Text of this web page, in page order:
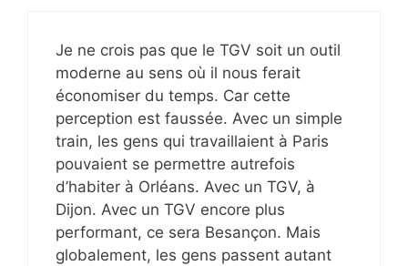
Je ne crois pas que le TGV soit un outil
moderne au sens où il nous ferait
économiser du temps. Car cette
perception est faussée. Avec un simple
train, les gens qui travaillaient à Paris
pouvaient se permettre autrefois
d’habiter à Orléans. Avec un TGV, à
Dijon. Avec un TGV encore plus
performant, ce sera Besançon. Mais
globalement, les gens passent autant